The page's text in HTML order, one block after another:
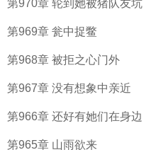
第970章 轮到她被猪队友坑
第969章 瓮中捉鳖
第968章 被拒之心门外
第967章 没有想象中亲近
第966章 还好有她们在身边
第965章 山雨欲来